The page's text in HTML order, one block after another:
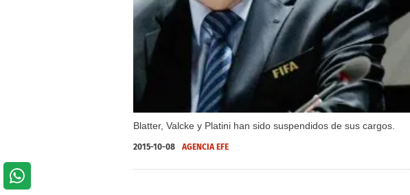
Blatter, Valcke y Platini han sido suspendidos de sus cargos.
2015-10-08 AGENCIA EFE